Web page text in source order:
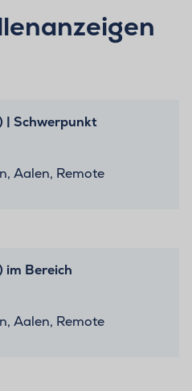
Schwerpunkt
Aalen, Remote
Bereich
Aalen, Remote